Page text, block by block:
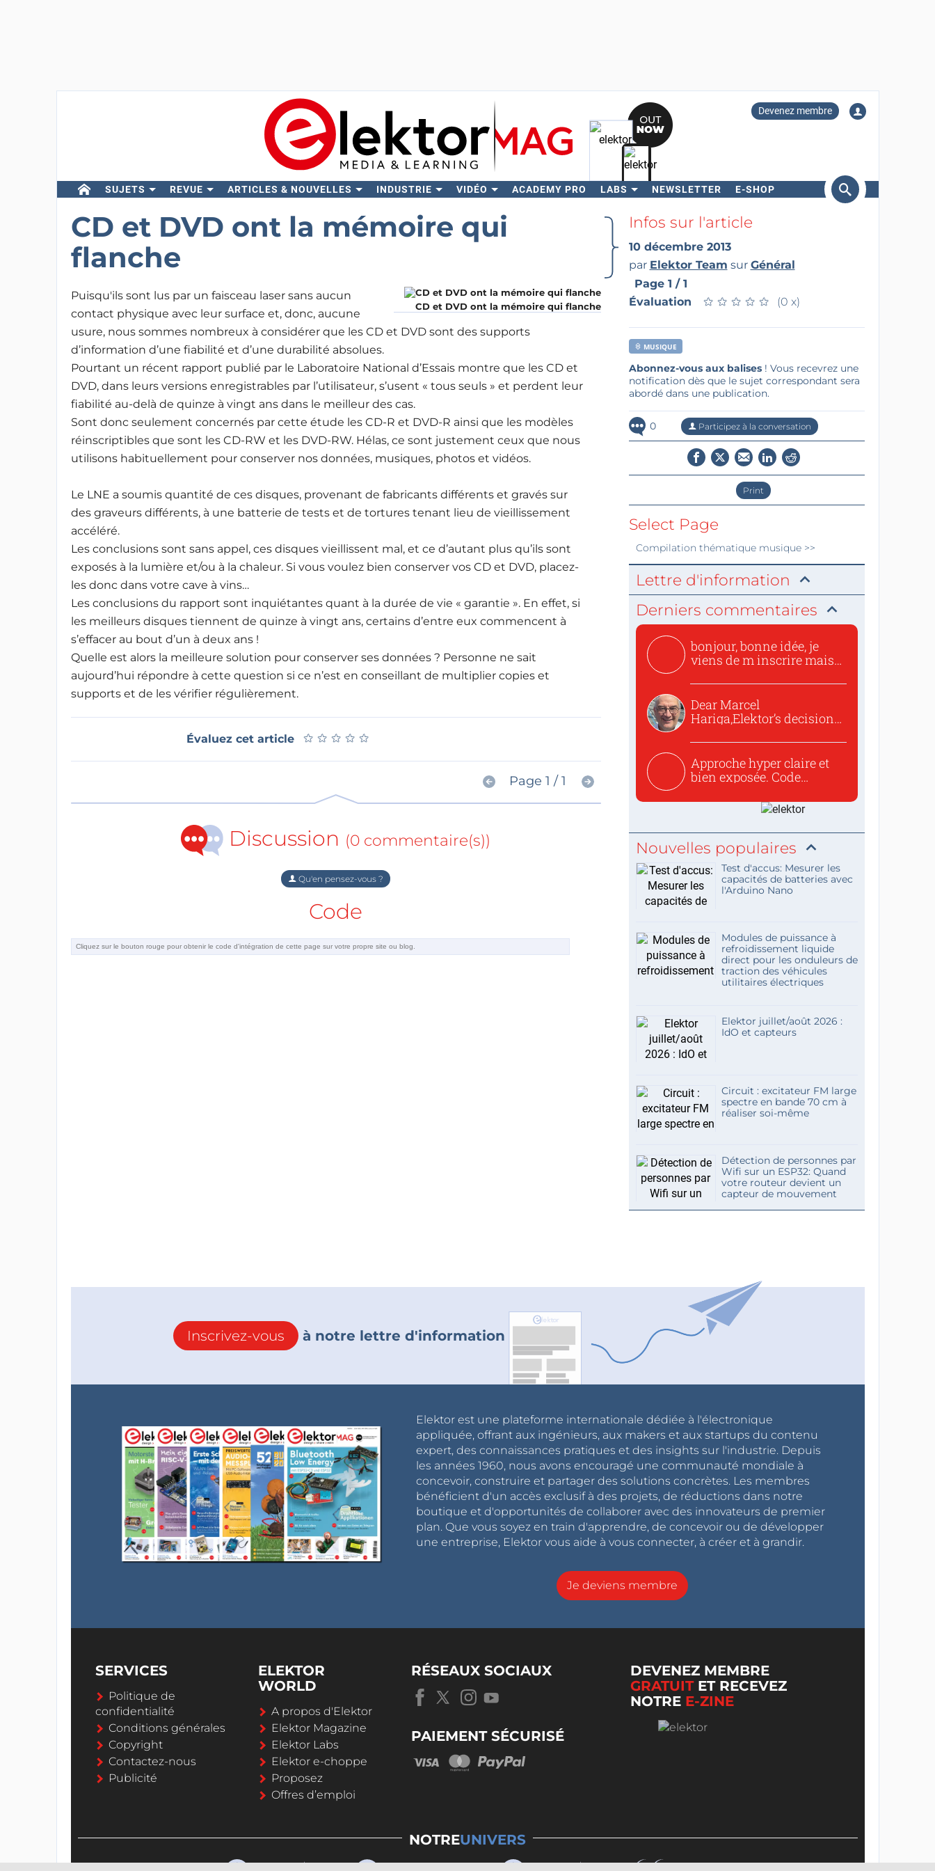
Devenez membre
SUJETS REVUE ARTICLES & NOUVELLES INDUSTRIE VIDÉO ACADEMY PRO LABS NEWSLETTER E-SHOP
Rechercher
CD et DVD ont la mémoire qui
flanche
CD et DVD ont la mémoire qui flanche
Puisqu'ils sont lus par un faisceau laser sans aucun
contact physique avec leur surface et, donc, aucune
usure, nous sommes nombreux à considérer que les CD et DVD sont des supports
d’information d’une fiabilité et d’une durabilité absolues.
Pourtant un récent rapport publié par le Laboratoire National d’Essais montre que les CD et
DVD, dans leurs versions enregistrables par l’utilisateur, s’usent « tous seuls » et perdent leur
fiabilité au-delà de quinze à vingt ans dans le meilleur des cas.
Sont donc seulement concernés par cette étude les CD-R et DVD-R ainsi que les modèles
réinscriptibles que sont les CD-RW et les DVD-RW. Hélas, ce sont justement ceux que nous
utilisons habituellement pour conserver nos données, musiques, photos et vidéos.
Le LNE a soumis quantité de ces disques, provenant de fabricants différents et gravés sur
des graveurs différents, à une batterie de tests et de tortures tenant lieu de vieillissement
accéléré.
Les conclusions sont sans appel, ces disques vieillissent mal, et ce d’autant plus qu’ils sont
exposés à la lumière et/ou à la chaleur. Si vous voulez bien conserver vos CD et DVD, placez-
les donc dans votre cave à vins…
Les conclusions du rapport sont inquiétantes quant à la durée de vie « garantie ». En effet, si
les meilleurs disques tiennent de quinze à vingt ans, certains d’entre eux commencent à
s’effacer au bout d’un à deux ans !
Quelle est alors la meilleure solution pour conserver ses données ? Personne ne sait
aujourd’hui répondre à cette question si ce n’est en conseillant de multiplier copies et
supports et de les vérifier régulièrement.
Évaluez cet article ★ ★ ★ ★ ★
★ ★ ★ ★ ★
Page 1 / 1
Discussion (0 commentaire(s))
Qu'en pensez-vous ?
Code
Infos sur l'article
10 décembre 2013
par Elektor Team sur Général
Page 1 / 1
Évaluation
★ ★ ★ ★ ★
★ ★ ★ ★ ★ (0 x)
MUSIQUE
Abonnez-vous aux balises! Vous recevrez une
notification dès que le sujet correspondant sera
abordé dans une publication.
0 Participez à la conversation
Print
Select Page
Compilation thématique musique>>
Lettre d'information
Derniers commentaires
bonjour, bonne idée, je
viens de m inscrire mais
Dear Marcel
Hariga,Elektor’s decision
Approche hyper claire et
bien exposée. Code
Nouvelles populaires
Test d'accus: Mesurer les
capacités de batteries avec
l'Arduino Nano
Modules de puissance à
refroidissement liquide
direct pour les onduleurs de
traction des véhicules
utilitaires électriques
Elektor juillet/août 2026 :
IdO et capteurs
Circuit : excitateur FM large
spectre en bande 70 cm à
réaliser soi-même
Détection de personnes par
Wifi sur un ESP32: Quand
votre routeur devient un
capteur de mouvement
Inscrivez-vous à notre lettre d'information
Elektor est une plateforme internationale dédiée à l'électronique
appliquée, offrant aux ingénieurs, aux makers et aux startups du contenu
expert, des connaissances pratiques et des insights sur l'industrie. Depuis
les années 1960, nous avons encouragé une communauté mondiale à
concevoir, construire et partager des solutions concrètes. Les membres
bénéficient d'un accès exclusif à des projets, de réductions dans notre
boutique et d'opportunités de collaborer avec des innovateurs de premier
plan. Que vous soyez en train d'apprendre, de concevoir ou de développer
une entreprise, Elektor vous aide à vous connecter, à créer et à grandir.
Je deviens membre
SERVICES
Politique de
confidentialité
Conditions générales
Copyright
Contactez-nous
Publicité
ELEKTOR
WORLD
A propos d'Elektor
Elektor Magazine
Elektor Labs
Elektor e-choppe
Proposez
Offres d’emploi
RÉSEAUX SOCIAUX
PAIEMENT SÉCURISÉ
DEVENEZ MEMBRE
GRATUITET RECEVEZ
NOTRE E-ZINE
NOTREUNIVERS